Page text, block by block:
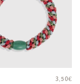
3,50€